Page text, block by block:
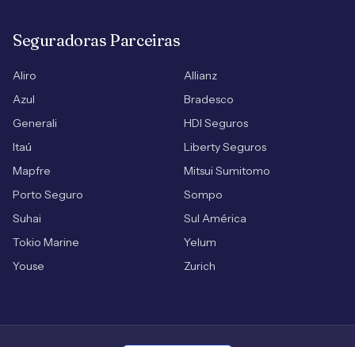
Seguradoras Parceiras
Aliro
Allianz
Azul
Bradesco
Generali
HDI Seguros
Itaú
Liberty Seguros
Mapfre
Mitsui Sumitomo
Porto Seguro
Sompo
Suhai
Sul América
Tokio Marine
Yelum
Youse
Zurich